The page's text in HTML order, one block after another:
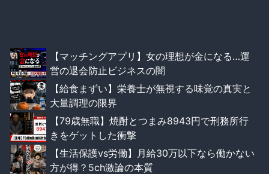
【マッチングアプリ】女の理想が金になる…運
営の退会防止ビジネスの闇
【給食まずい】栄養士が無視する味覚の真実と
大量調理の限界
【79歳無職】焼酎とつまみ8943円で刑務所行
きをゲットした衝撃
【生活保護vs労働】月給30万以下なら働かない
方が得？5ch激論の本質